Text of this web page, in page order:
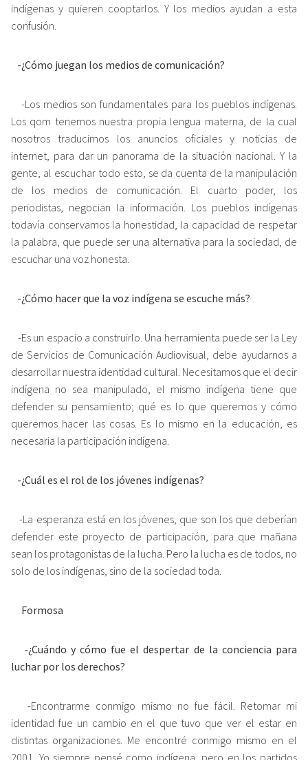
indígenas y quieren cooptarlos. Y los medios ayudan a esta
confusión.
-¿Cómo juegan los medios de comunicación?
-Los medios son fundamentales para los pueblos indígenas.
Los qom tenemos nuestra propia lengua materna, de la cual
nosotros traducimos los anuncios oficiales y noticias de
internet, para dar un panorama de la situación nacional. Y la
gente, al escuchar todo esto, se da cuenta de la manipulación
de los medios de comunicación. El cuarto poder, los
periodistas, negocian la información. Los pueblos indígenas
todavía conservamos la honestidad, la capacidad de respetar
la palabra, que puede ser una alternativa para la sociedad, de
escuchar una voz honesta.
-¿Cómo hacer que la voz indígena se escuche más?
-Es un espacio a construirlo. Una herramienta puede ser la Ley
de Servicios de Comunicación Audiovisual, debe ayudarnos a
desarrollar nuestra identidad cultural. Necesitamos que el decir
indígena no sea manipulado, el mismo indígena tiene que
defender su pensamiento; qué es lo que queremos y cómo
queremos hacer las cosas. Es lo mismo en la educación, es
necesaria la participación indígena.
-¿Cuál es el rol de los jóvenes indígenas?
-La esperanza está en los jóvenes, que son los que deberían
defender este proyecto de participación, para que mañana
sean los protagonistas de la lucha. Pero la lucha es de todos, no
solo de los indígenas, sino de la sociedad toda.
Formosa
-¿Cuándo y cómo fue el despertar de la conciencia para
luchar por los derechos?
-Encontrarme conmigo mismo no fue fácil. Retomar mi
identidad fue un cambio en el que tuvo que ver el estar en
distintas organizaciones. Me encontré conmigo mismo en el
2001. Yo siempre pensé como indígena, pero en los partidos